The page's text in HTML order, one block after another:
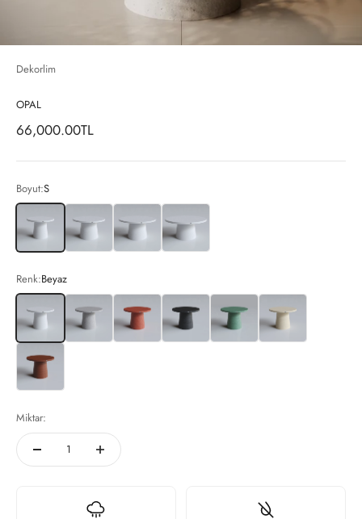
Dekorlim
OPAL
İndirimli fiyat
66,000.00TL
Boyut:S
S
M L XL
Renk:Beyaz
Beyaz
Gri Kırmızı Siyah Yeşil Krem
Bordo
Miktar: